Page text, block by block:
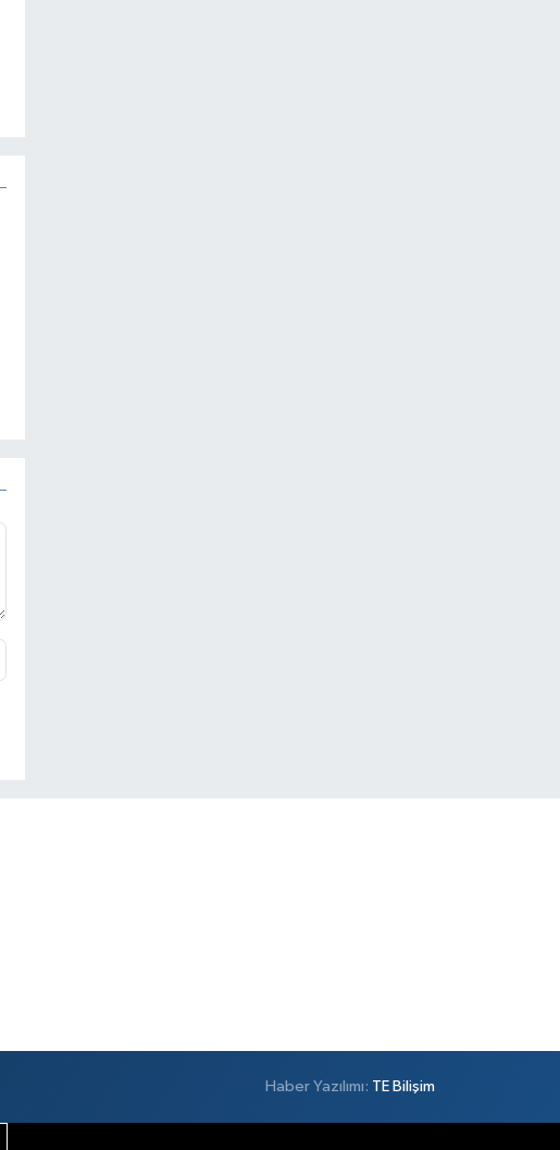
Haber Yazılımı: TE Bilişim